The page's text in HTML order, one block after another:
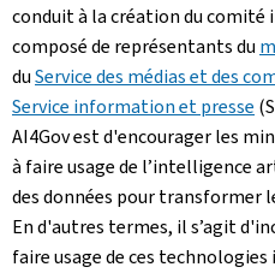
conduit à la création du comité
composé de représentants du
duService des médias et des
Service information et presse
AI4Gov est d'encourager les
à faire usage de l’intelligence
des données pour transformer
En d'autres termes, il s’agit
faire usage de ces